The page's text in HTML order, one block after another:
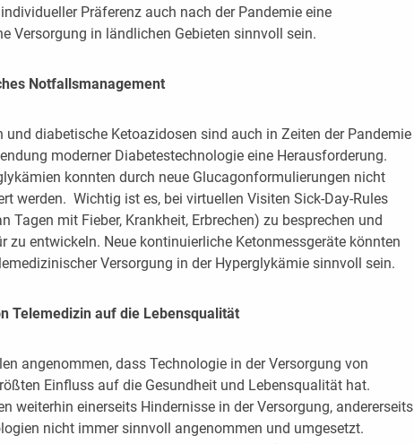
Präferenz auch nach der Pandemie eine
Versorgung in ländlichen Gebieten sinnvoll sein.
Notfallsmanagement
und diabetische Ketoazidosen sind auch in Zeiten der Pandemie
moderner Diabetestechnologie eine Herausforderung.
konnten durch neue Glucagonformulierungen nicht
werden. Wichtig ist es, bei virtuellen Visiten Sick-Day-Rules
Tagen mit Fieber, Krankheit, Erbrechen) zu besprechen und
zu entwickeln. Neue kontinuierliche Ketonmessgeräte könnten
Versorgung in der Hyperglykämie sinnvoll sein.
Telemedizin auf die Lebensqualität
angenommen, dass Technologie in der Versorgung von
Einfluss auf die Gesundheit und Lebensqualität hat.
weiterhin einerseits Hindernisse in der Versorgung, andererseits
nicht immer sinnvoll angenommen und umgesetzt.